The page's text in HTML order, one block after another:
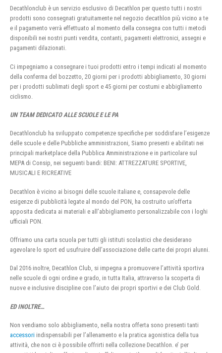
Decathlonclub è un servizio esclusivo di Decathlon per questo tutti i nostri
prodotti sono consegnati gratuitamente nel negozio decathlon più vicino a te
e il pagamento verrà effettuato al momento della consegna con tutti i metodi
disponibili nei nostri punti vendita, contanti, pagamenti elettronici, assegni e
pagamenti dilazionati.
Ci impegniamo a consegnare i tuoi prodotti entro i tempi indicati al momento
della conferma del bozzetto, 20 giorni per i prodotti abbigliamento, 30 giorni
per i prodotti sublimati degli sport e 45 giorni per costumi e abbigliamento
ciclismo.
UN TEAM DEDICATO ALLE SCUOLE E LE PA
Decathlonclub ha sviluppato competenze specifiche per soddisfare l’esigenze
delle scuole e delle Pubbliche amministrazioni, Siamo presenti e abilitati nei
principali marketplace della Pubblica Amministrazione e in particolare sul
MEPA di Consip, nei seguenti bandi: BENI: ATTREZZATURE SPORTIVE,
MUSICALI E RICREATIVE
Decathlon è vicino ai bisogni delle scuole italiane e, consapevole delle
esigenze di pubblicità legate al mondo del PON, ha costruito un’offerta
apposita dedicata ai materiali e all’abbigliamento personalizzabile con i loghi
ufficiali PON.
Offriamo una carta scuola per tutti gli istituti scolastici che desiderano
agevolare lo sport ed usufruire dell’associazione delle carte dei propri alunni.
Dal 2016 inoltre, Decathlon Club, si impegna a promuovere l’attività sportiva
nelle scuole di ogni ordine e grado, in tutta Italia, attraverso la scoperta di
nuove e inclusive discipline con l’aiuto dei propri sportivi e dei Club Gold.
ED INOLTRE…
Non vendiamo solo abbigliamento, nella nostra offerta sono presenti tanti
accessori indispensabili per l’allenamento e la pratica agonistica della tua
attività, che non ci è possibile offrirti nella collezione Decathlon. e’ per